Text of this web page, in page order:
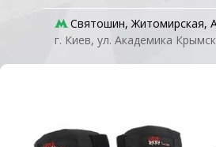
Святошин, Житомирская,
г. Киев, ул. Академика